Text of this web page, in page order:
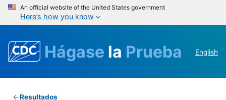
An official website of the United States government
Here’s how you know
Hágase la Prueba English
Resultados